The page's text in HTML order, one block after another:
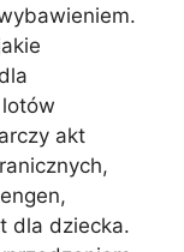
akt
dla dziecka.